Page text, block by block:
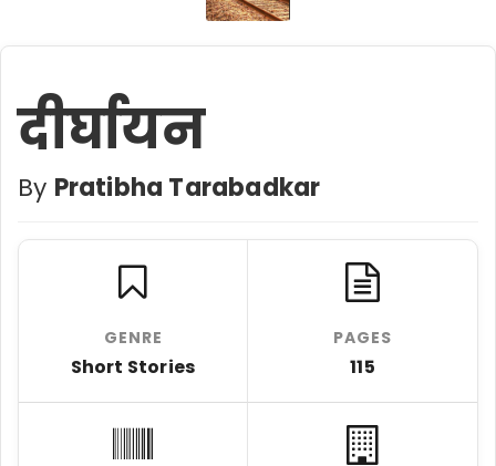
दीर्घायन
By Pratibha Tarabadkar
GENRE
Short Stories
PAGES
115